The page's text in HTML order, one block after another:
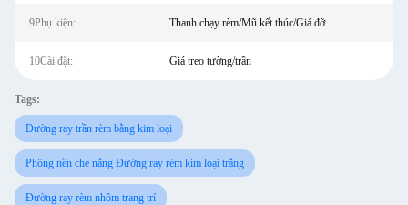
9Phụ kiện: Thanh chạy rèm/Mũ kết thúc/Giá đỡ
10Cài đặt: Giá treo tường/trần
Tags:
Đường ray trần rèm bằng kim loại
Phông nền che nắng Đường ray rèm kim loại trắng
Đường ray rèm nhôm trang trí